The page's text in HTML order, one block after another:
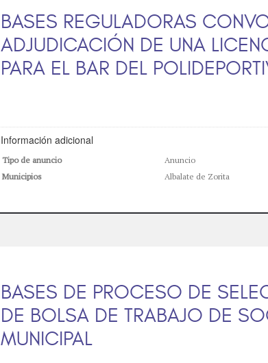
BASES REGULADORAS
ADJUDICACIÓN DE UNA
PARA EL BAR DEL
Información adicional
Tipo de anuncio
Anuncio
Municipios
Albalate de Zorita
BASES DE PROCESO DE
DE BOLSA DE TRABAJO DE
MUNICIPAL